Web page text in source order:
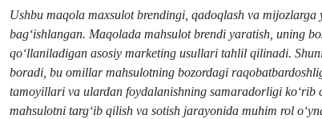
Ushbu maqola maxsulot brendingi, qadoqlash va
bag‘ishlangan. Maqolada mahsulot brendi yaratish, uning
qo‘llaniladigan asosiy marketing usullari tahlil qilinadi.
boradi, bu omillar mahsulotning bozordagi
tamoyillari va ulardan foydalanishning samaradorligi
mahsulotni targ‘ib qilish va sotish jarayonida muhim rol